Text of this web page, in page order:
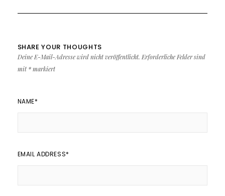
SHARE YOUR THOUGHTS
Deine E-Mail-Adresse wird nicht veröffentlicht. Erforderliche Felder sind
mit *markiert
NAME*
EMAIL ADDRESS*